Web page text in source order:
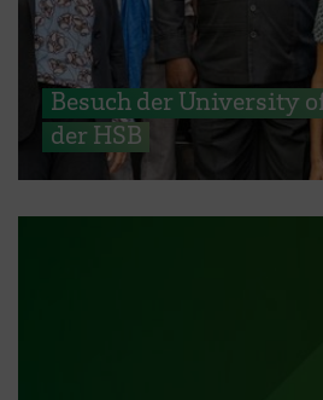
Besuch der University
der HSB